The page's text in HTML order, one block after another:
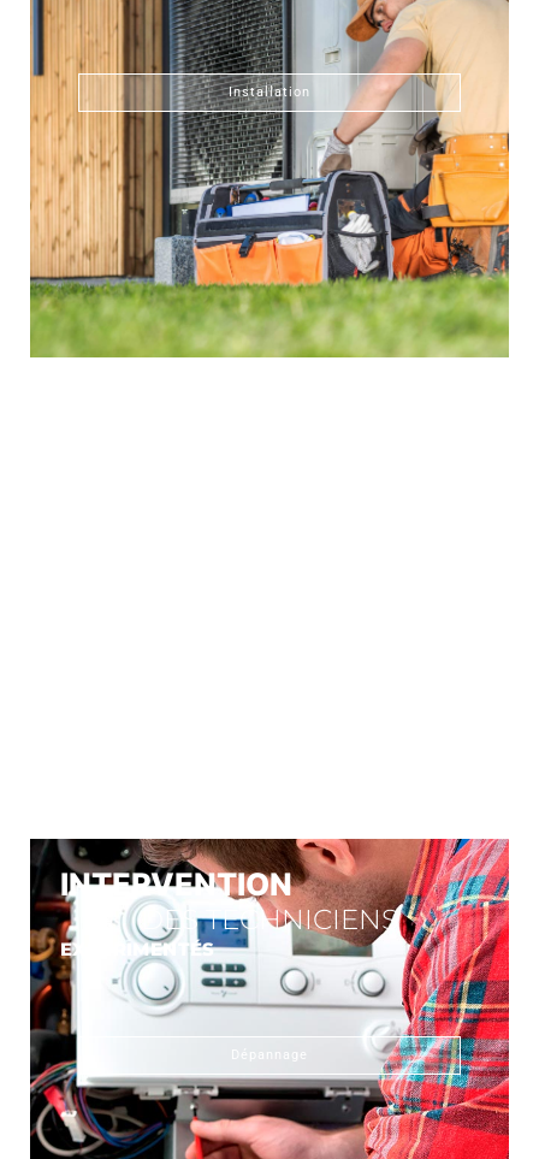
Installation
INTERVENTION
DES TECHNICIENS
EXPÉRIMENTÉS
Dépannage